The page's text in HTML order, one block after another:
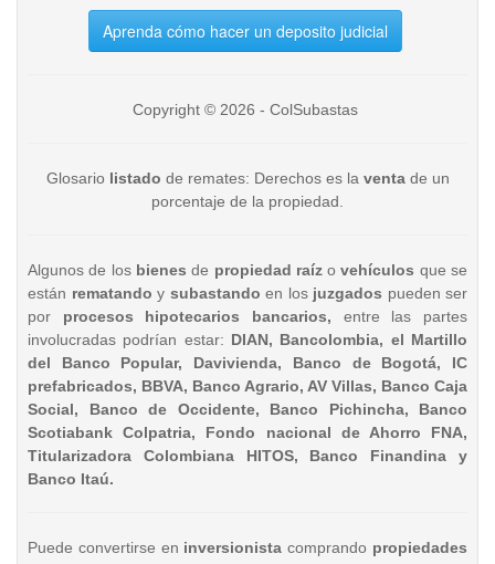
Aprenda cómo hacer un deposito judicial
Copyright © 2026 - ColSubastas
Glosario listado de remates: Derechos es la ventade un
porcentaje de la propiedad.
Algunos de los bienesde propiedad raízo vehículos que se
están rematando y subastando en los juzgados pueden ser
por procesos hipotecarios bancarios, entre las partes
involucradas podrían estar: DIAN, Bancolombia, el Martillo
del Banco Popular, Davivienda, Banco de Bogotá, IC
prefabricados, BBVA, Banco Agrario, AV Villas, Banco Caja
Social, Banco de Occidente, Banco Pichincha, Banco
Scotiabank Colpatria, Fondo nacional de Ahorro FNA,
Titularizadora Colombiana HITOS, Banco Finandina y
Banco Itaú.
Puede convertirse en inversionista comprando propiedades